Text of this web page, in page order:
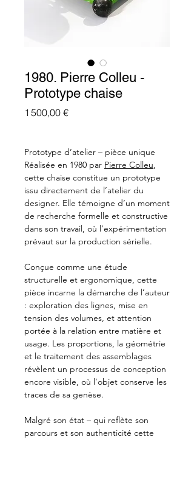
1980. Pierre Colleu -
Prototype chaise
1 500,00 €Prix
Prototype d’atelier – pièce unique
Réalisée en 1980 par Pierre Colleu,
cette chaise constitue un prototype
issu directement de l’atelier du
designer. Elle témoigne d’un moment
de recherche formelle et constructive
dans son travail, où l’expérimentation
prévaut sur la production sérielle.
Conçue comme une étude
structurelle et ergonomique, cette
pièce incarne la démarche de l’auteur
: exploration des lignes, mise en
tension des volumes, et attention
portée à la relation entre matière et
usage. Les proportions, la géométrie
et le traitement des assemblages
révèlent un processus de conception
encore visible, où l’objet conserve les
traces de sa genèse.
Malgré son état – qui reflète son
parcours et son authenticité cette